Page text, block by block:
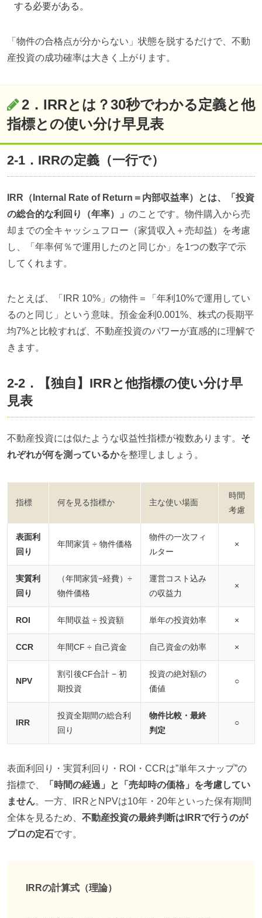
する必要がある。
「物件の合格点が分からない」状態を脱するだけで、不動
産投資の成功確率は大きく上がります。
2．IRRとは？30秒でわかる定義と他
指標との使い分け早見表
2-1．IRRの定義（一行で）
IRR（Internal Rate of Return＝内部収益率）とは、「投資
の総合的な利回り（年率）」 のことです。物件購入から売
却までの全キャッシュフロー（家賃収入＋売却益）を考慮
し、「年率何％で運用したのと同じか」を1つの数字で示
してくれます。
たとえば、「IRR 10%」の物件＝「年利10%で運用してい
るのと同じ」という意味。預金金利0.001%、株式の長期平
均7%と比較すれば、不動産投資のパワーが直感的に理解で
きます。
2-2．【独自】IRRと他指標の使い分け早
見表
不動産投資には似たような収益性指標が複数あります。 そ
れぞれが何を測っているかを整理しましょう。
指標 何を見る指標か 主な使い場面
時間
考慮
表面利
回り
年間家賃 ÷ 物件価格
物件の一次フィ
ルター
×
実質利
回り
（年間家賃−経費）÷
物件価格
運営コスト込み
の収益力
×
ROI 年間収益 ÷ 投資額 単年の投資効率 ×
CCR 年間CF ÷ 自己資金 自己資金の効率 ×
NPV
割引後CF合計 − 初
期投資
投資の絶対額の
価値
○
IRR
投資全期間の総合利
回り
物件比較・最終
判定
○
表面利回り・実質利回り・ROI・CCRは”単年スナップ”の
指標で、
「時間の経過」と「売却時の価格」を考慮してい
ません。一方、IRRとNPVは10年・20年といった保有期間
全体を見るため、 不動産投資の最終判断はIRRで行うのが
プロの定石です。
IRRの計算式（理論）